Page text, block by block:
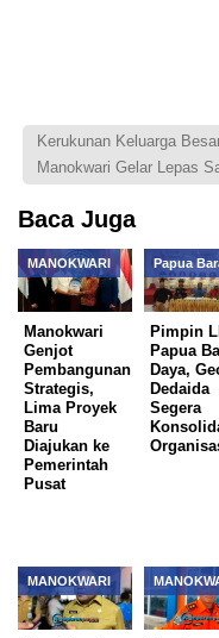
Kerukunan Keluarga
Manokwari Gelar Lepas
Baca Juga
MANOKWARI
Manokwari
Genjot
Pembangunan
Strategis,
Lima Proyek
Baru
Diajukan ke
Pemerintah
Pusat
Papua
Pimpin
Papua
Daya,
Dedaida
Segera
MANOKWARI